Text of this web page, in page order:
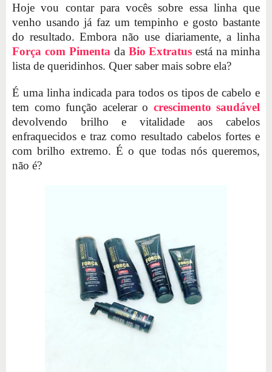
Hoje vou contar para vocês sobre essa linha que
venho usando já faz um tempinho e gosto bastante
do resultado. Embora não use diariamente, a linha
Força com Pimenta da Bio Extratus está na minha
lista de queridinhos. Quer saber mais sobre ela?
É uma linha indicada para todos os tipos de cabelo e
tem como função acelerar o crescimento saudável
devolvendo brilho e vitalidade aos cabelos
enfraquecidos e traz como resultado cabelos fortes e
com brilho extremo. É o que todas nós queremos,
não é?